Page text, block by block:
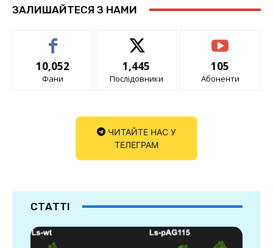
ЗАЛИШАЙТЕСЯ З НАМИ
10,052
Фани
1,445
Послідовники
105
Абоненти
ЧИТАЙТЕ НАС У
ТЕЛЕГРАМ
СТАТТІ